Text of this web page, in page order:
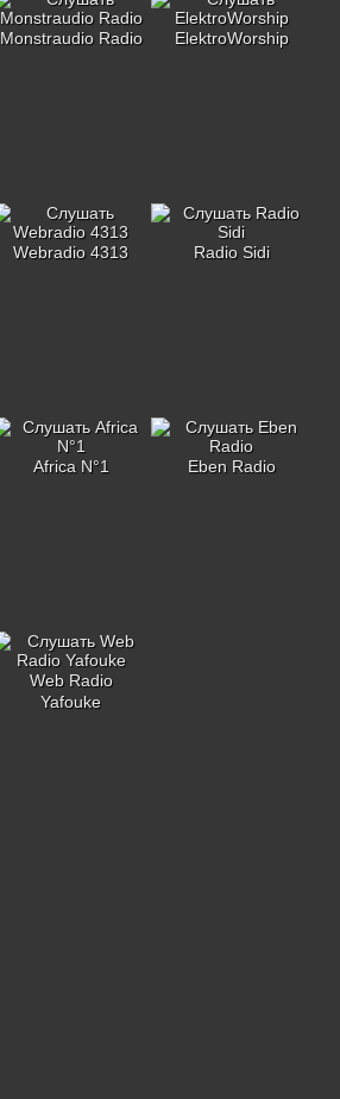
Monstraudio Radio ElektroWorship
Webradio 4313 Radio Sidi
Africa N°1 Eben Radio
Web Radio
Yafouke